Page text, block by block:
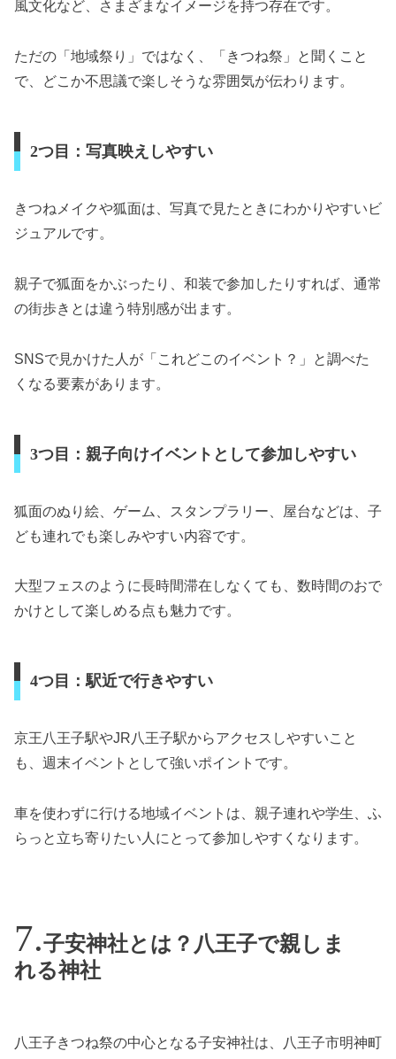
風文化など、さまざまなイメージを持つ存在です。
ただの「地域祭り」ではなく、「きつね祭」と聞くこと
で、どこか不思議で楽しそうな雰囲気が伝わります。
2つ目：写真映えしやすい
きつねメイクや狐面は、写真で見たときにわかりやすいビ
ジュアルです。
親子で狐面をかぶったり、和装で参加したりすれば、通常
の街歩きとは違う特別感が出ます。
SNSで見かけた人が「これどこのイベント？」と調べた
くなる要素があります。
3つ目：親子向けイベントとして参加しやすい
狐面のぬり絵、ゲーム、スタンプラリー、屋台などは、子
ども連れでも楽しみやすい内容です。
大型フェスのように長時間滞在しなくても、数時間のおで
かけとして楽しめる点も魅力です。
4つ目：駅近で行きやすい
京王八王子駅やJR八王子駅からアクセスしやすいこと
も、週末イベントとして強いポイントです。
車を使わずに行ける地域イベントは、親子連れや学生、ふ
らっと立ち寄りたい人にとって参加しやすくなります。
子安神社とは？八王子で親しま
れる神社
八王子きつね祭の中心となる子安神社は、八王子市明神町